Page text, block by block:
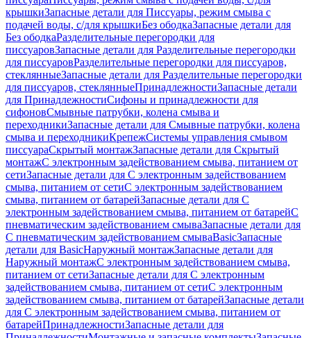
крышкиЗапасные детали для Писсуары, режим смыва с
подачей воды, с/для крышкиБез ободкаЗапасные детали для
Без ободкаРазделительные перегородки для
писсуаровЗапасные детали для Разделительные перегородки
для писсуаровРазделительные перегородки для писсуаров,
стеклянныеЗапасные детали для Разделительные перегородки
для писсуаров, стеклянныеПринадлежностиЗапасные детали
для ПринадлежностиСифоны и принадлежности для
сифоновСмывные патрубки, колена смыва и
переходникиЗапасные детали для Смывные патрубки, колена
смыва и переходникиКрепежСистемы управления смывом
писсуараСкрытый монтажЗапасные детали для Скрытый
монтажС электронным задействованием смыва, питанием от
сетиЗапасные детали для С электронным задействованием
смыва, питанием от сетиС электронным задействованием
смыва, питанием от батарейЗапасные детали для С
электронным задействованием смыва, питанием от батарейС
пневматическим задействованием смываЗапасные детали для
С пневматическим задействованием смываBasicЗапасные
детали для BasicНаружный монтажЗапасные детали для
Наружный монтажС электронным задействованием смыва,
питанием от сетиЗапасные детали для С электронным
задействованием смыва, питанием от сетиС электронным
задействованием смыва, питанием от батарейЗапасные детали
для С электронным задействованием смыва, питанием от
батарейПринадлежностиЗапасные детали для